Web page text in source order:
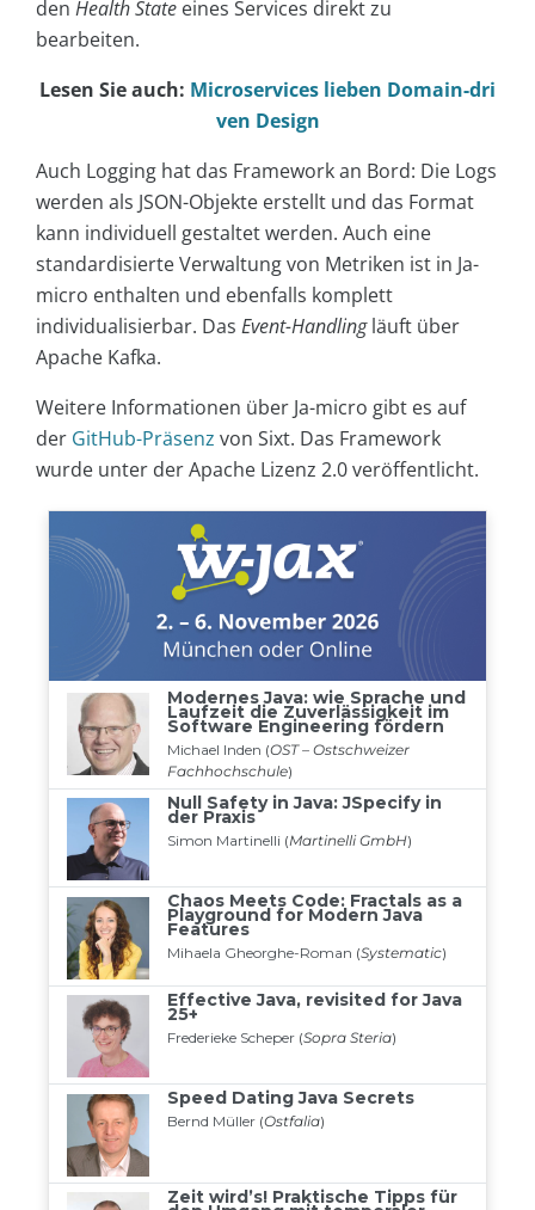
den Health State eines Services direkt zu
bearbeiten.
Lesen Sie auch: Microservices lieben Domain-dri
ven Design
Auch Logging hat das Framework an Bord: Die Logs
werden als JSON-Objekte erstellt und das Format
kann individuell gestaltet werden. Auch eine
standardisierte Verwaltung von Metriken ist in Ja-
micro enthalten und ebenfalls komplett
individualisierbar. Das Event-Handlingläuft über
Apache Kafka.
Weitere Informationen über Ja-micro gibt es auf
der GitHub-Präsenz von Sixt. Das Framework
wurde unter der Apache Lizenz 2.0 veröffentlicht.